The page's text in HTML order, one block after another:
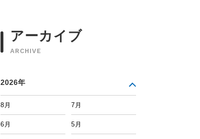
アーカイブ
ARCHIVE
2026年
8月 7月
6月 5月